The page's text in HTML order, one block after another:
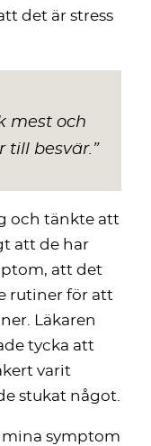
det är stress
mest och
till besvär. ”
och tänkte att
att de har
att det
rutiner för att
Läkaren
tycka att
varit
stukat något.
mina symptom